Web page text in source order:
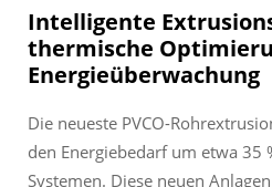
Intelligente
thermische
Energieüberwachung
Die neueste PVCO-
den Energiebedarf um etwa 35
Systemen. Diese neuen